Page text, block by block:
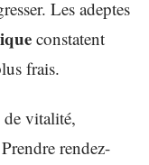
Les adeptes
constatent
frais.
de vitalité,
rendez-